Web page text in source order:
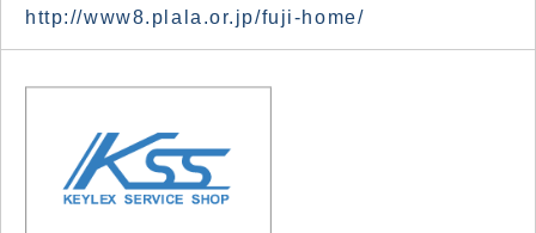
http://www8.plala.or.jp/fuji-home/